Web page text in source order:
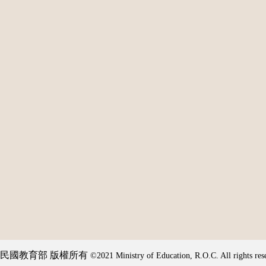
國教育部 版權所有 ©2021 Ministry of Education, R.O.C. All rights